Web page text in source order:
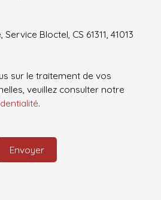
Bloctel, CS 61311, 41013
sur le traitement de vos
veuillez consulter notre
.
Envoyer